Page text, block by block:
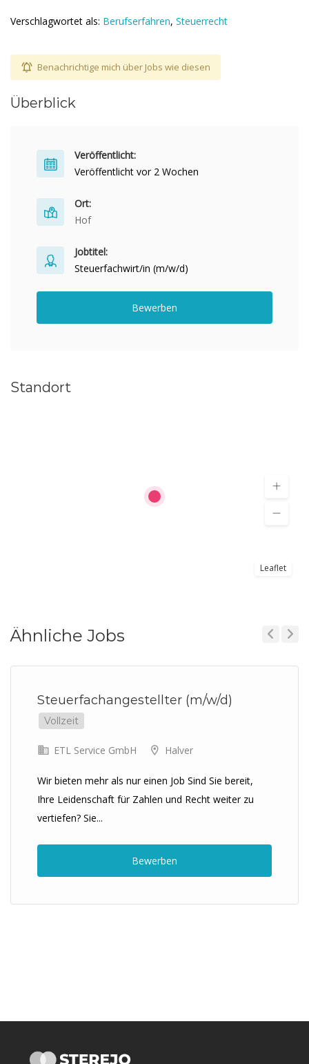
Verschlagwortet als: Berufserfahren, Steuerrecht
Benachrichtige mich über Jobs wie diesen
Überblick
Veröffentlicht:
Veröffentlicht vor 2 Wochen
Ort:
Hof
Jobtitel:
Steuerfachwirt/in (m/w/d)
Bewerben
Standort
Leaflet
Ähnliche Jobs
Steuerfachangestellter (m/w/d)
Vollzeit
ETL Service GmbH Halver
Wir bieten mehr als nur einen Job Sind Sie bereit,
Ihre Leidenschaft für Zahlen und Recht weiter zu
vertiefen? Sie...
Bewerben